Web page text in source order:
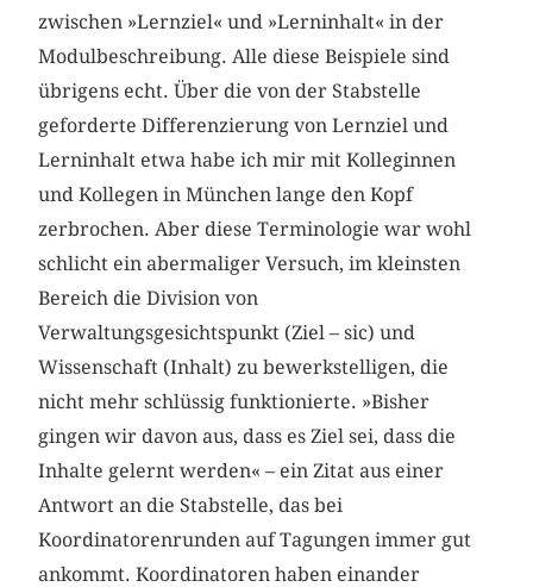
zwischen »Lernziel« und »Lerninhalt« in der
Modulbeschreibung. Alle diese Beispiele sind
übrigens echt. Über die von der Stabstelle
geforderte Differenzierung von Lernziel und
Lerninhalt etwa habe ich mir mit Kolleginnen
und Kollegen in München lange den Kopf
zerbrochen. Aber diese Terminologie war wohl
schlicht ein abermaliger Versuch, im kleinsten
Bereich die Division von
Verwaltungsgesichtspunkt (Ziel – sic) und
Wissenschaft (Inhalt) zu bewerkstelligen, die
nicht mehr schlüssig funktionierte. »Bisher
gingen wir davon aus, dass es Ziel sei, dass die
Inhalte gelernt werden« – ein Zitat aus einer
Antwort an die Stabstelle, das bei
Koordinatorenrunden auf Tagungen immer gut
ankommt. Koordinatoren haben einander